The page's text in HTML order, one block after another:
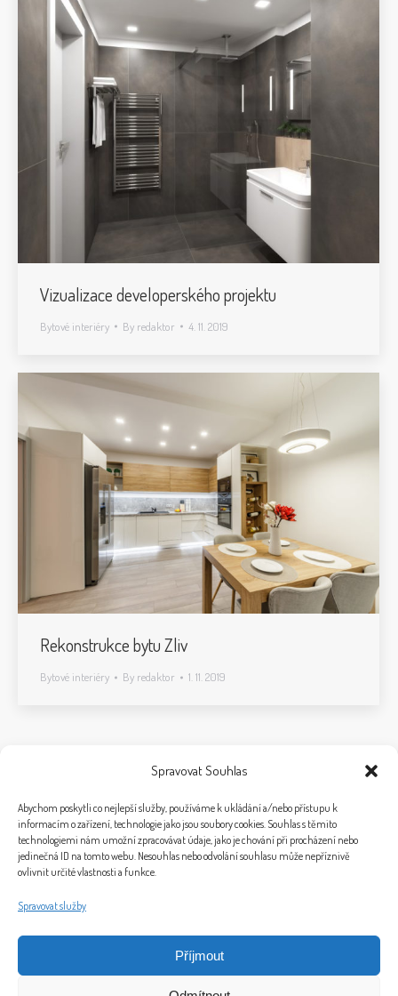
Spravovat Souhlas
Abychom poskytli co nejlepší služby, používáme k ukládání a/nebo přístupu k
informacím o zařízení, technologie jako jsou soubory cookies. Souhlas s těmito
technologiemi nám umožní zpracovávat údaje, jako je chování při procházení nebo
jedinečná ID na tomto webu. Nesouhlas nebo odvolání souhlasu může nepříznivě
ovlivnit určité vlastnosti a funkce.
Spravovat služby
Příjmout
Vizualizace developerského projektu
Bytové interiéry By redaktor 4. 11. 2019
Rekonstrukce bytu Zliv
Bytové interiéry By redaktor 1. 11. 2019
2 3 4 5
© 2026 Bytový design a home staging Ivet Design